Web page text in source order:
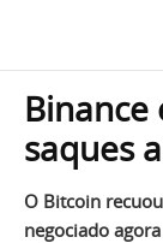
saques
O Bitcoin
negociado